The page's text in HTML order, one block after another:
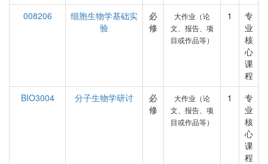
008206
细胞生物学基础实
验
必
修
大作业（论
文、报告、项
目或作品等）
1
专
业
核
心
课
程
BIO3004
分子生物学研讨
必
修
大作业（论
文、报告、项
目或作品等）
1
专
业
核
心
课
程